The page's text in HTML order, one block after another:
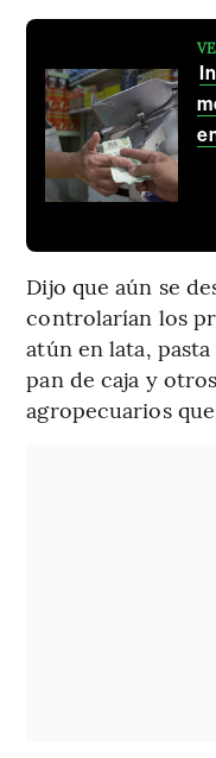
Dijo que aún se
controlarían los
atún en lata,
pan de caja y
agropecuarios